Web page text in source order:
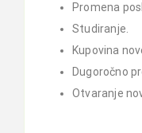
Promena
Studiranje.
Kupovina
Dugoročno
Otvaranje